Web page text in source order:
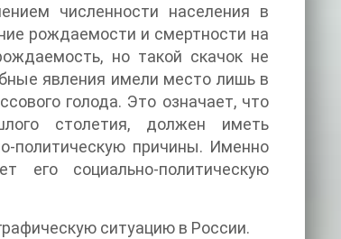
численности населения в
рождаемости и смертности на
но такой скачок не
явления имели место лишь в
голода. Это означает, что
столетия, должен иметь
политическую причины. Именно
его социально-политическую
ситуацию в России.